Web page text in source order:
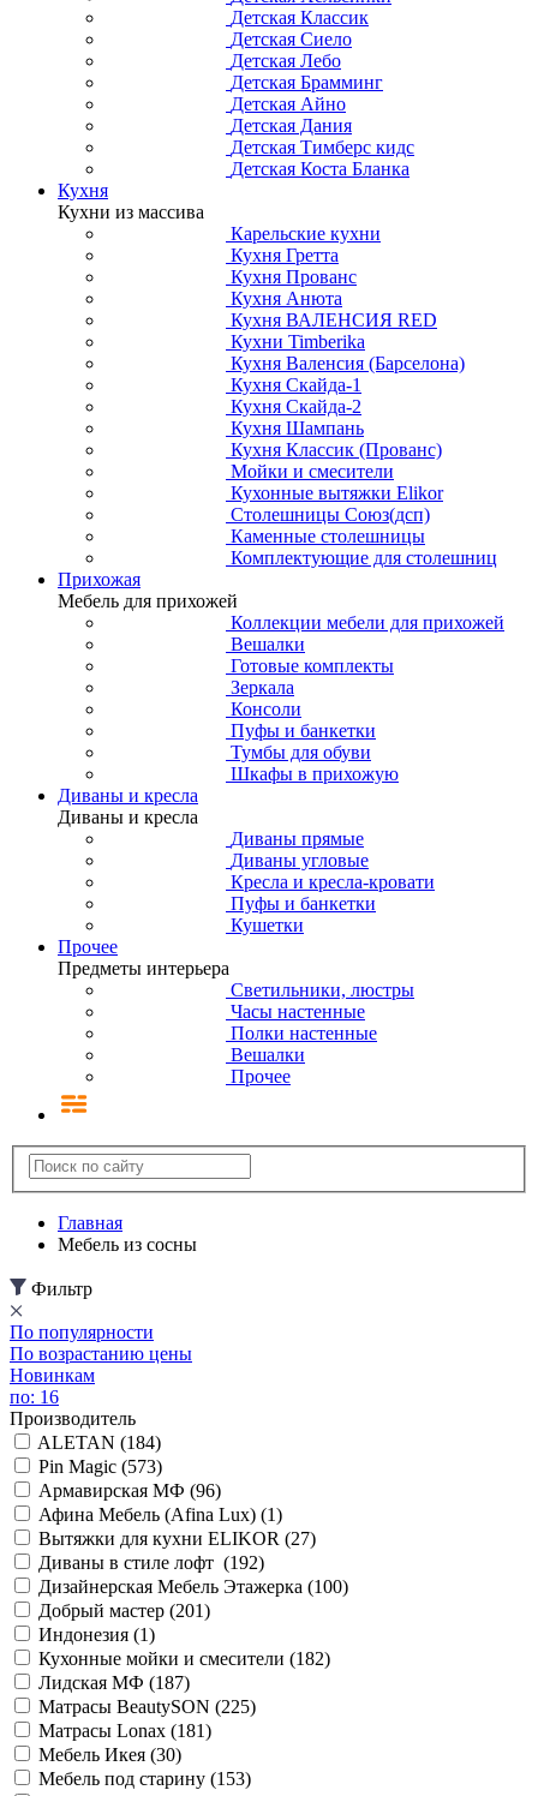
Детская Классик
Детская Сиело
Детская Лебо
Детская Брамминг
Детская Айно
Детская Дания
Детская Тимберс кидс
Детская Коста Бланка
Кухня
Кухни из массива
Карельские кухни
Кухня Гретта
Кухня Прованс
Кухня Анюта
Кухня ВАЛЕНСИЯ RED
Кухни Timberika
Кухня Валенсия (Барселона)
Кухня Скайда-1
Кухня Скайда-2
Кухня Шампань
Кухня Классик (Прованс)
Мойки и смесители
Кухонные вытяжки Elikor
Столешницы Союз(дсп)
Каменные столешницы
Комплектующие для столешниц
Прихожая
Мебель для прихожей
Коллекции мебели для прихожей
Вешалки
Готовые комплекты
Зеркала
Консоли
Пуфы и банкетки
Тумбы для обуви
Шкафы в прихожую
Диваны и кресла
Диваны и кресла
Диваны прямые
Диваны угловые
Кресла и кресла-кровати
Пуфы и банкетки
Кушетки
Прочее
Предметы интерьера
Светильники, люстры
Часы настенные
Полки настенные
Вешалки
Прочее
Главная
Мебель из сосны
Фильтр
По популярности
По возрастанию цены
Новинкам
по: 16
Производитель
ALETAN (184)
Pin Magic (573)
Армавирская МФ (96)
Афина Мебель (Afina Lux) (1)
Вытяжки для кухни ELIKOR (27)
Диваны в стиле лофт (192)
Дизайнерская Мебель Этажерка (100)
Добрый мастер (201)
Индонезия (1)
Кухонные мойки и смесители (182)
Лидская МФ (187)
Матрасы BeautySON (225)
Матрасы Lonax (181)
Мебель Икея (30)
Мебель под старину (153)